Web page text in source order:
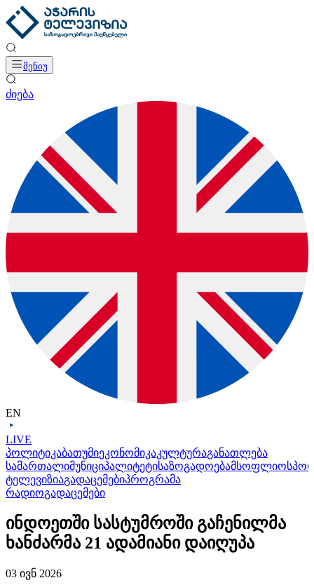
მენიუ
ძიება
EN
LIVE
პოლიტიკაბათუმიეკონომიკაკულტურაგანათლება
სამართალიმუნიციპალიტეტისაზოგადოებამსოფლიო
ტელევიზიაგადაცემებიპროგრამა
რადიოგადაცემები
ინდოეთში სასტუმროში გაჩენილმა
ხანძარმა 21 ადამიანი დაიღუპა
03 ივნ 2026